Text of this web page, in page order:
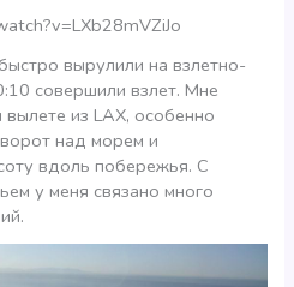
вырулили на взлетно-
совершили взлет. Мне
из LAX, особенно
над морем и
вдоль побережья. С
у меня связано много